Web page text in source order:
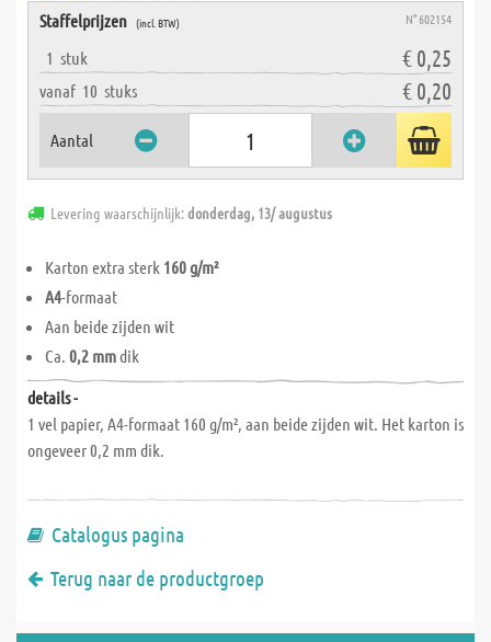
Staffelprijzen (incl. BTW) N° 602154
1 stuk € 0,25
vanaf 10 stuks € 0,20
Aantal
Levering waarschijnlijk:donderdag, 13/ augustus
Karton extra sterk 160 g/m²
A4-formaat
Aan beide zijden wit
Ca. 0,2 mmdik
details -
1 vel papier, A4-formaat 160 g/m², aan beide zijden wit. Het karton is
ongeveer 0,2 mm dik.
Catalogus pagina
Terug naar de productgroep